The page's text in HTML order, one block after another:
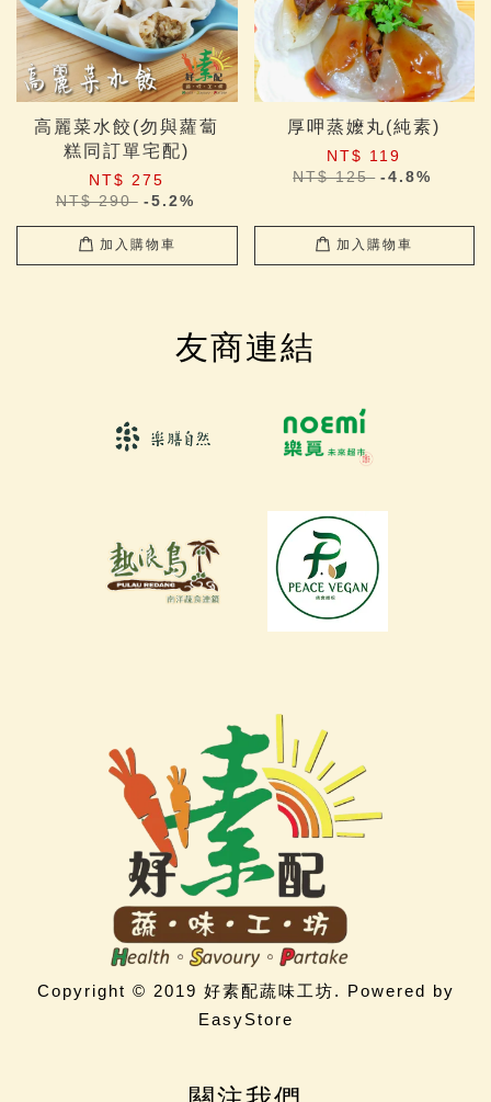
高麗菜水餃(勿與蘿蔔
糕同訂單宅配)
NT$ 275
NT$ 290 -5.2%
加入購物車
厚呷蒸嬤丸(純素)
NT$ 119
NT$ 125 -4.8%
加入購物車
友商連結
Copyright © 2019 好素配蔬味工坊. Powered by
EasyStore